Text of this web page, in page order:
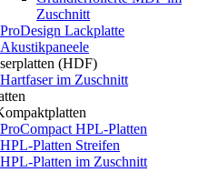
Zuschnitt
ProDesign Lackplatte
Akustikpaneele
(HDF)
Hartfaser im Zuschnitt
ProCompact HPL-Platten
HPL-Platten Streifen
HPL-Platten im Zuschnitt